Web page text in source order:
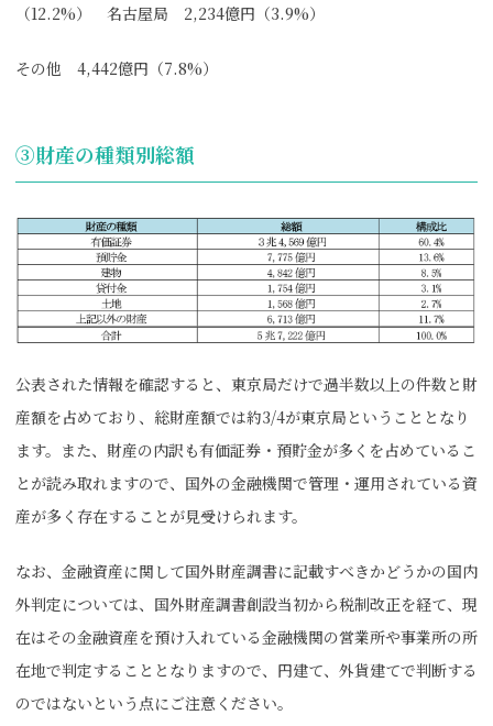
（12.2%） 名古屋局 2,234億円（3.9%）
その他 4,442億円（7.8%）
③財産の種類別総額
公表された情報を確認すると、東京局だけで過半数以上の件数と財
産額を占めており、総財産額では約3/4が東京局ということとなり
ます。また、財産の内訳も有価証券・預貯金が多くを占めているこ
とが読み取れますので、国外の金融機関で管理・運用されている資
産が多く存在することが見受けられます。
なお、金融資産に関して国外財産調書に記載すべきかどうかの国内
外判定については、国外財産調書創設当初から税制改正を経て、現
在はその金融資産を預け入れている金融機関の営業所や事業所の所
在地で判定することとなりますので、円建て、外貨建てで判断する
のではないという点にご注意ください。